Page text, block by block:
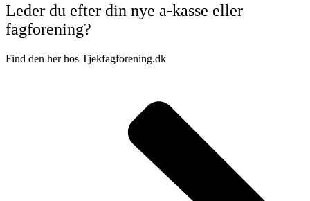
Leder du efter din nye a-kasse eller
fagforening?
Find den her hos Tjekfagforening.dk